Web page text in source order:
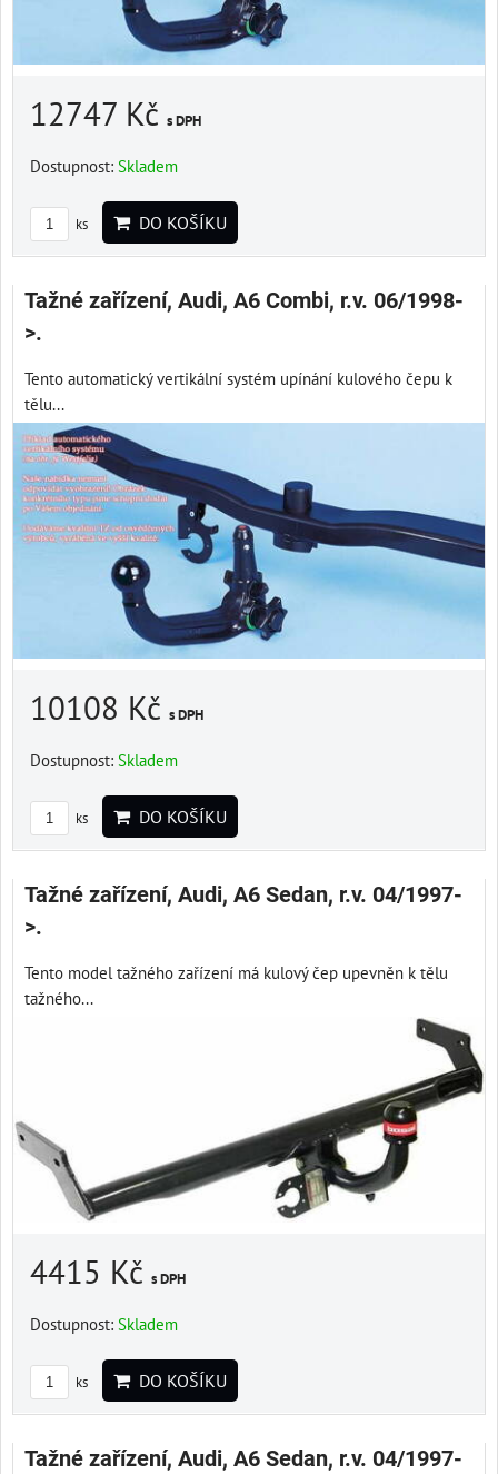
12747 Kč s DPH
Dostupnost: Skladem
ks DO KOŠÍKU
Tažné zařízení, Audi, A6 Combi, r.v. 06/1998-
>.
Tento automatický vertikální systém upínání kulového čepu k
tělu...
10108 Kč s DPH
Dostupnost: Skladem
ks DO KOŠÍKU
Tažné zařízení, Audi, A6 Sedan, r.v. 04/1997-
>.
Tento model tažného zařízení má kulový čep upevněn k tělu
tažného...
4415 Kč s DPH
Dostupnost: Skladem
ks DO KOŠÍKU
Tažné zařízení, Audi, A6 Sedan, r.v. 04/1997-